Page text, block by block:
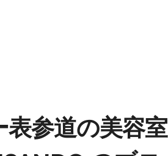
表参道の美容室